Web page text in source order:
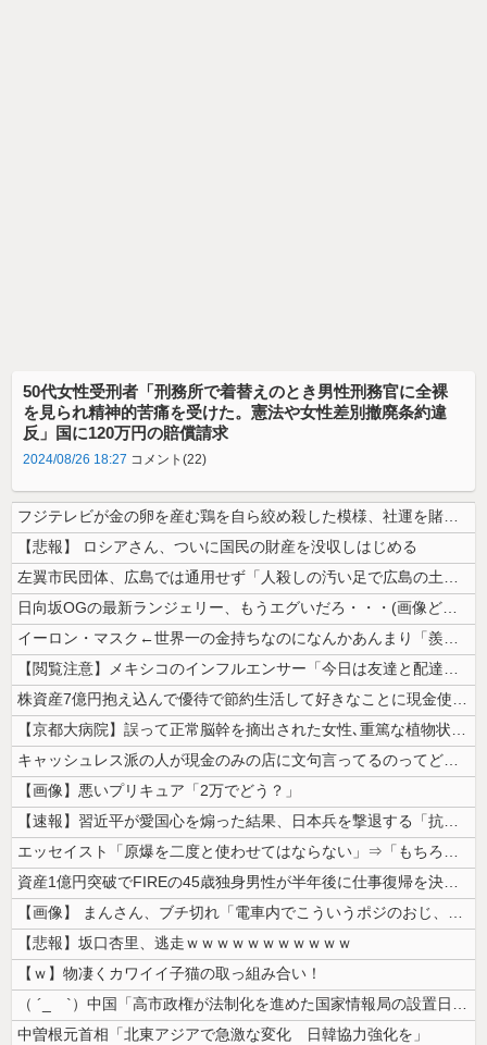
50代女性受刑者「刑務所で着替えのとき男性刑務官に全裸
を見られ精神的苦痛を受けた。憲法や女性差別撤廃条約違
反」国に120万円の賠償請求
2024/08/26 18:27 コメント(22)
フジテレビが金の卵を産む鶏を自ら絞め殺した模様、社運を賭けたドル箱コン...
【悲報】 ロシアさん、ついに国民の財産を没収しはじめる
左翼市民団体、広島では通用せず「人殺しの汚い足で広島の土を踏むな！」→...
日向坂OGの最新ランジェリー、もうエグいだろ・・・(画像どーん)
イーロン・マスク←世界一の金持ちなのになんかあんまり「羨ましい」と感じ...
【閲覧注意】メキシコのインフルエンサー「今日は友達と配達員のアルバイト...
株資産7億円抱え込んで優待で節約生活して好きなことに現金使わないまま死...
【京都大病院】誤って正常脳幹を摘出された女性､重篤な植物状態だが意識は...
キャッシュレス派の人が現金のみの店に文句言ってるのってどう思う？
【画像】悪いプリキュア「2万でどう？」
【速報】習近平が愛国心を煽った結果、日本兵を撃退する「抗日テーマパーク...
エッセイスト「原爆を二度と使わせてはならない」⇒「もちろん中国の核も非...
資産1億円突破でFIREの45歳独身男性が半年後に仕事復帰を決意した「...
【画像】 まんさん、ブチ切れ「電車内でこういうポジのおじ、ガチでイラネ...
【悲報】坂口杏里、逃走ｗｗｗｗｗｗｗｗｗｗｗ
【ｗ】物凄くカワイイ子猫の取っ組み合い！
（ ´_ゝ`）中国「高市政権が法制化を進めた国家情報局の設置日が7月3...
中曽根元首相「北東アジアで急激な変化 日韓協力強化を」